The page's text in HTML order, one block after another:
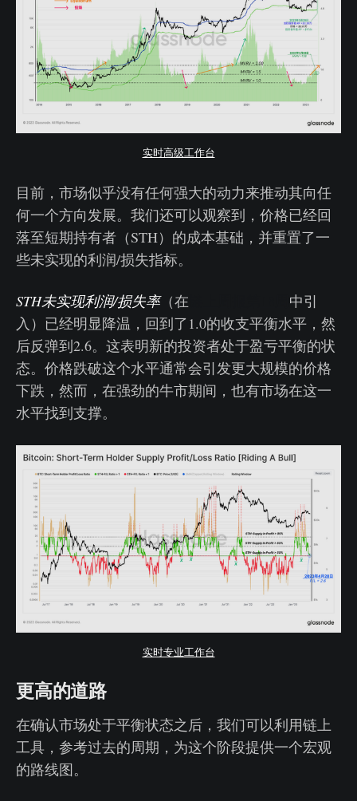
实时高级工作台
目前，市场似乎没有任何强大的动力来推动其向任
何一个方向发展。我们还可以观察到，价格已经回
落至短期持有者（STH）的成本基础，并重置了一
些未实现的利润/损失指标。
STH未实现利润/损失率（在
中引
入）已经明显降温，回到了1.0的收支平衡水平，然
后反弹到2.6。这表明新的投资者处于盈亏平衡的状
态。价格跌破这个水平通常会引发更大规模的价格
下跌，然而，在强劲的牛市期间，也有市场在这一
水平找到支撑。
实时专业工作台
更高的道路
在确认市场处于平衡状态之后，我们可以利用链上
工具，参考过去的周期，为这个阶段提供一个宏观
的路线图。